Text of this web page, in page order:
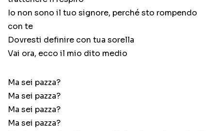
Io non sono il tuo signore, perché sto rompendo
con te
Dovresti definire con tua sorella
Vai ora, ecco il mio dito medio
Ma sei pazza?
Ma sei pazza?
Ma sei pazza?
Ma sei pazza?